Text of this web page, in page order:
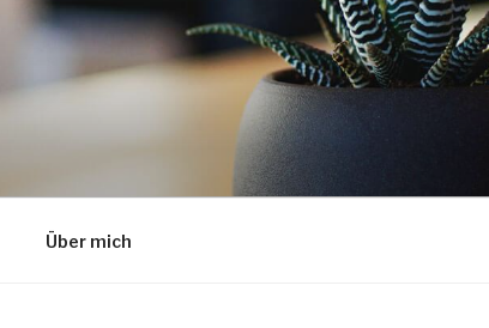
Über mich